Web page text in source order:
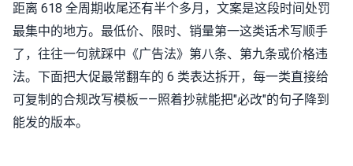
距离 618 全周期收尾还有半个多月，文案是这段时间处罚
最集中的地方。最低价、限时、销量第一这类话术写顺手
了，往往一句就踩中《广告法》第八条、第九条或价格违
法。下面把大促最常翻车的 6 类表达拆开，每一类直接给
可复制的合规改写模板——照着抄就能把"必改"的句子降到
能发的版本。